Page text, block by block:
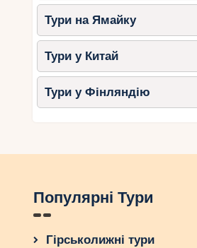
Тури на Ямайку
Тури у Китай
Тури у Фінляндію
Популярні Тури
Гірськолижні тури